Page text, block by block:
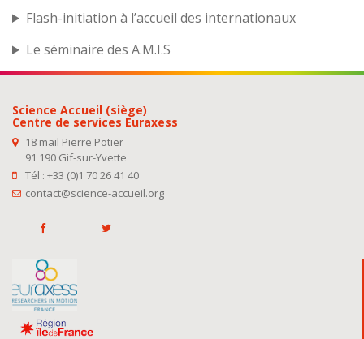
Flash-initiation à l’accueil des internationaux
Le séminaire des A.M.I.S
Science Accueil (siège)
Centre de services Euraxess
18 mail Pierre Potier
91 190 Gif-sur-Yvette
Tél : +33 (0)1 70 26 41 40
contact@science-accueil.org